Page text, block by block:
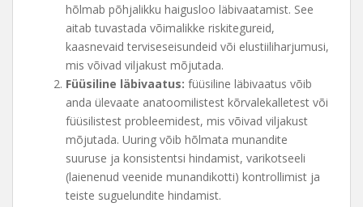
hõlmab põhjalikku haigusloo läbivaatamist. See
aitab tuvastada võimalikke riskitegureid,
kaasnevaid terviseseisundeid või elustiiliharjumusi,
mis võivad viljakust mõjutada.
Füüsiline läbivaatus: füüsiline läbivaatus võib
anda ülevaate anatoomilistest kõrvalekalletest või
füüsilistest probleemidest, mis võivad viljakust
mõjutada. Uuring võib hõlmata munandite
suuruse ja konsistentsi hindamist, varikotseeli
(laienenud veenide munandikotti) kontrollimist ja
teiste suguelundite hindamist.